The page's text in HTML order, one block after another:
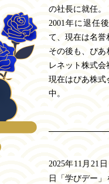
の社長に就任。
2001年に退任
て、現在は名誉
その後も、ぴ
レネット株式会
現在はぴあ株
中。
2025年11月21
日「学びデー